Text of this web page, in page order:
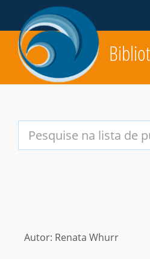
Search
Terms:
Autor: Renata Whurr